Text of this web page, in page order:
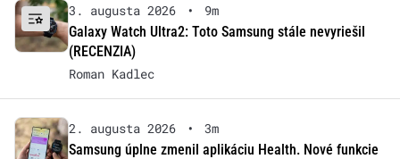
3. augusta 2026 •
9m
Galaxy Watch Ultra2: Toto Samsung stále nevyriešil
(RECENZIA)
Roman Kadlec
2. augusta 2026 •
3m
Samsung úplne zmenil aplikáciu Health. Nové funkcie